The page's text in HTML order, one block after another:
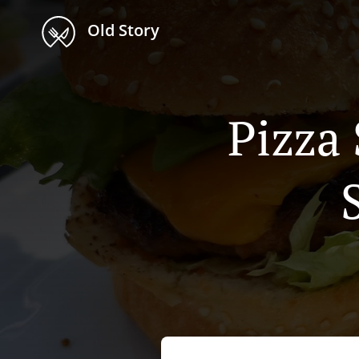
Old Story
Pizza